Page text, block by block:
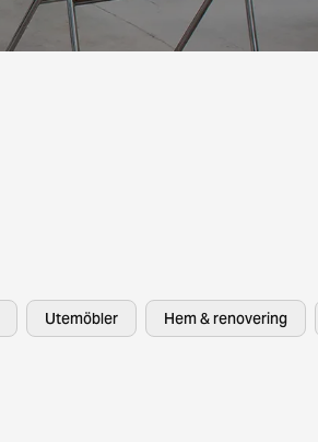
Utemöbler Hem & renovering